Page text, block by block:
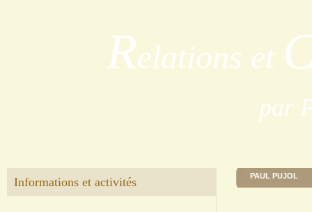
Relations et
par
Informations et activités PAUL PUJOL